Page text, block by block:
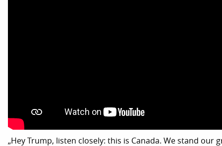
„Hey Trump, listen closely: this is Canada. We stand our